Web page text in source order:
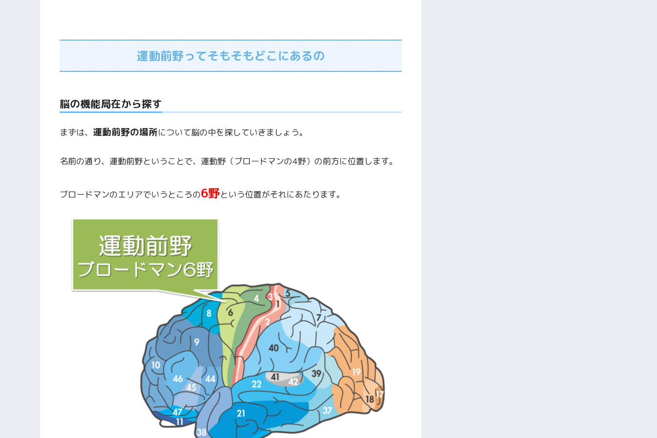
運動前野ってそもそもどこにあるの
脳の機能局在から探す
まずは、 運動前野の場所について脳の中を探していきましょう。
名前の通り、運動前野ということで、運動野（ブロードマンの4野）の前方に位置します。
ブロードマンのエリアでいうところの6野という位置がそれにあたります。